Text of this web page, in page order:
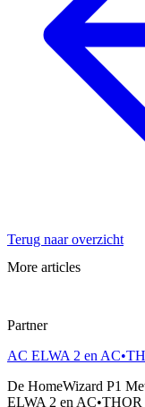
Terug naar overzicht
More articles
Partner
AC ELWA 2 en
De HomeWizard P1
ELWA 2 en AC•THOR